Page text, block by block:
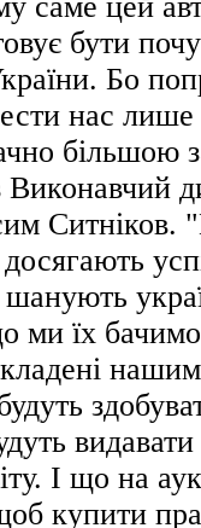
бути
Бо
нас
більшою
Виконавчий
Ситніков.
ми їх
І що на
купити